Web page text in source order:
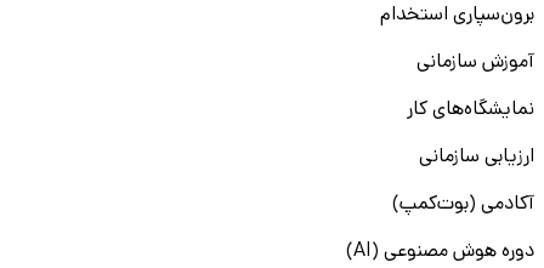
برون‌سپاری استخدام
آموزش سازمانی
نمایشگاه‌های کار
ارزیابی سازمانی
آکادمی (بوت‌کمپ)
دوره هوش مصنوعی (AI)